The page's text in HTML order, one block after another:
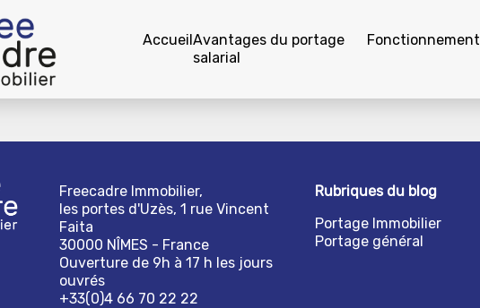
AccueilAvantages du portage
salarial
Fonctionnement
Freecadre Immobilier,
les portes d'Uzès, 1 rue Vincent
Faita
30000 NÎMES - France
Ouverture de 9h à 17 h les jours
ouvrés
+33(0)4 66 70 22 22
Rubriques du blog
Portage Immobilier
Portage général